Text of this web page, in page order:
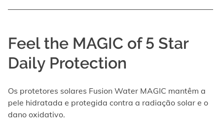
Feel the MAGIC of 5 Star
Daily Protection
Os protetores solares Fusion Water MAGIC mantêm a
pele hidratada e protegida contra a radiação solar e o
dano oxidativo.